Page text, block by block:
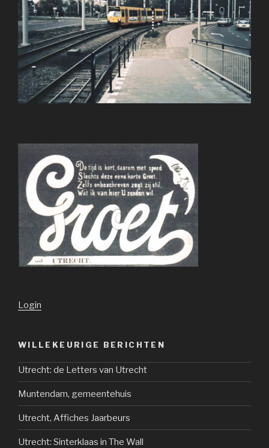
Login
WILLEKEURIGE BERICHTEN
Utrecht: de Letters van Utrecht
Muntendam, gemeentehuis
Utrecht, Affiches Jaarbeurs
Utrecht: Sinterklaas in The Wall